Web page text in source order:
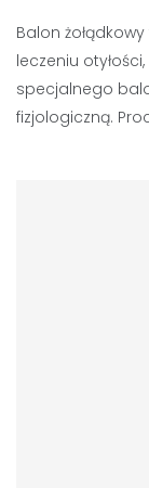
Balon
leczeniu
specjalnego
fizjologiczną.